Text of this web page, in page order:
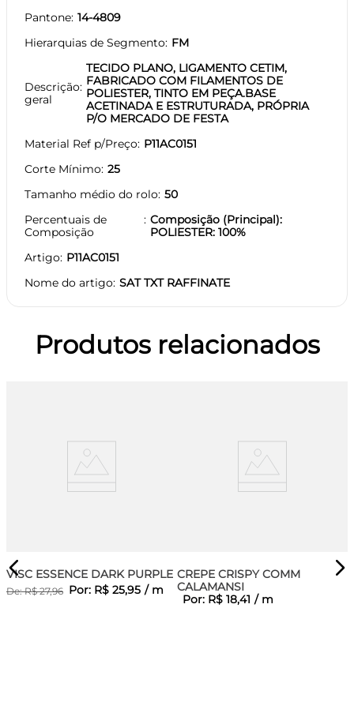
Pantone 14-4809
Hierarquias de Segmento FM
Descrição
geral
TECIDO PLANO, LIGAMENTO CETIM,
FABRICADO COM FILAMENTOS DE
POLIESTER, TINTO EM PEÇA.BASE
ACETINADA E ESTRUTURADA, PRÓPRIA
P/O MERCADO DE FESTA
Material Ref p/Preço P11AC0151
Corte Mínimo 25
Tamanho médio do rolo 50
Percentuais de
Composição
Composição (Principal):
POLIESTER: 100%
Artigo P11AC0151
Nome do artigo SAT TXT RAFFINATE
Produtos relacionados
VISC ESSENCE DARK PURPLE
De:R$ 27,96 Por: R$ 25,95 / m
CREPE CRISPY COMM
CALAMANSI
Por: R$ 18,41 / m